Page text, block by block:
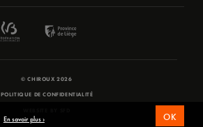
© CHIROUX 2026
POLITIQUE DE CONFIDENTIALITÉ
En savoir plus › OK